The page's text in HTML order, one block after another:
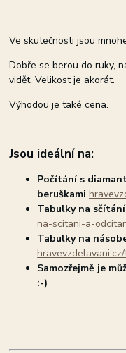
Ve skutečnosti jsou
Dobře se berou do ruky,
vidět. Velikost je akorát.
Výhodou je také cena.
Jsou ideální na:
Počítání s
beruškami
Tabulky na
na-scitani-a-
Tabulky na
Samozřejmě je
:-)